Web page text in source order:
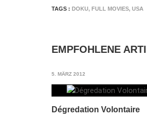
TAGS : DOKU, FULL MOVIES, USA
EMPFOHLENE
5. MÄRZ 2012
Dégredation Volontaire